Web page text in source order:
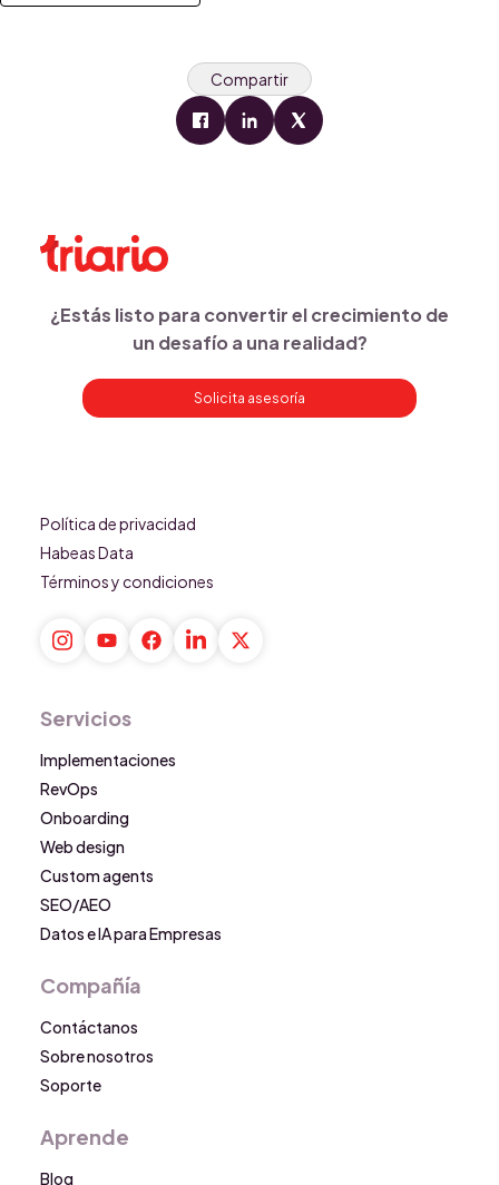
Compartir
¿Estás listo para convertir el crecimiento de
un desafío a una realidad?
Solicita asesoría
Política de privacidad
Habeas Data
Términos y condiciones
Servicios
Implementaciones
RevOps
Onboarding
Web design
Custom agents
SEO/AEO
Datos e IA para Empresas
Compañía
Contáctanos
Sobre nosotros
Soporte
Aprende
Blog